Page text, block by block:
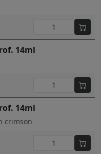
14ml
14ml
crimson